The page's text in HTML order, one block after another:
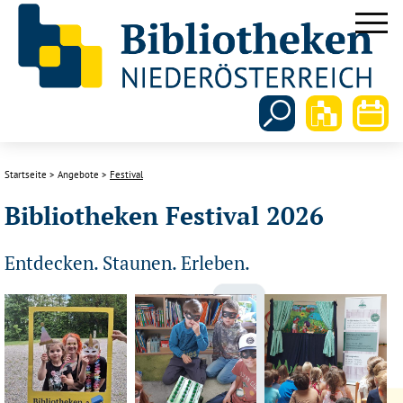
Startseite Angebote Festival
Bibliotheken Festival 2026
Entdecken. Staunen. Erleben.
Lesepicknick in der
Stadtbücherei
Infothek Gloggnitz –
Bibliotheken Festival
NÖ 2025
Öffentliche Bücherei
Pillichsdorf –
Bibliotheken Festival
NÖ 2025
Stadtbibliothek
Purkersdorf –
Bibliotheken Festival
NÖ 2025